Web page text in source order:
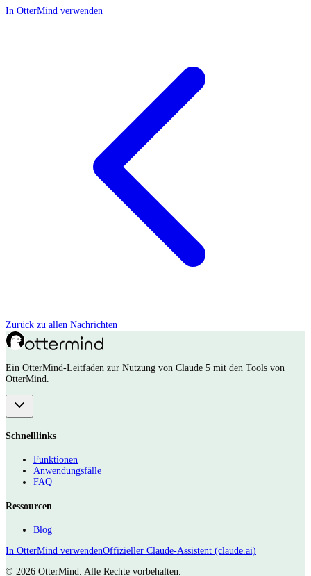
In OtterMind verwenden
Zurück zu allen Nachrichten
Ein OtterMind-Leitfaden zur Nutzung von Claude 5 mit den Tools von
OtterMind.
Schnelllinks
Funktionen
Anwendungsfälle
FAQ
Ressourcen
Blog
In OtterMind verwendenOffizieller Claude-Assistent (claude.ai)
© 2026 OtterMind. Alle Rechte vorbehalten.